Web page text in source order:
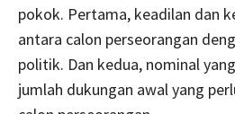
pokok. Pertama, keadilan dan
antara calon perseorangan
politik. Dan kedua, nominal
jumlah dukungan awal yang